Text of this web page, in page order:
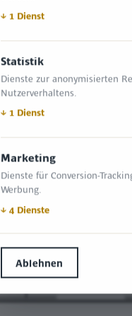
↓ 1 Dienst
Statistik
Dienste zur anonymisierten
Nutzerverhaltens.
↓ 1 Dienst
Marketing
Dienste für Conversion-
Werbung.
↓ 4 Dienste
Ablehnen